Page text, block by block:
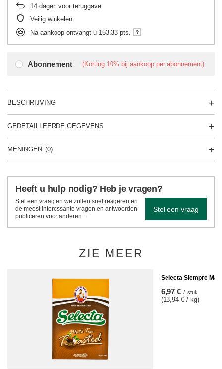
Abonnement (Korting 10% bij aankoop per abonnement)
14 dagen voor teruggave
Veilig winkelen
Na aankoop ontvangt u 153.33 pts.
BESCHRIJVING
GEDETAILLEERDE GEGEVENS
MENINGEN (0)
Heeft u hulp nodig? Heb je vragen?
Stel een vraag en we zullen snel reageren en
de meest interessante vragen en antwoorden
publiceren voor anderen..
Stel een vraag
ZIE MEER
Selecta Siempre
6,97 € / stuk
(13,94 € / kg)